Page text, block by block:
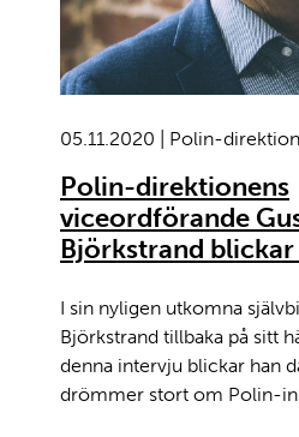
05.11.2020 | Polin-
Polin-direktionens
viceordförande
Björkstrand
I sin nyligen utkomna
Björkstrand tillbaka på sitt
denna intervju blickar han
drömmer stort om Polin-